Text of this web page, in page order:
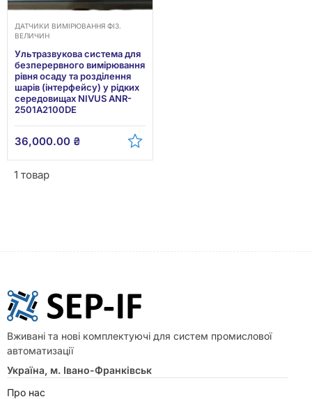
ДАТЧИКИ ВИМІРЮВАННЯ ФІЗ.
ВЕЛИЧИН
Ультразвукова система для
безперервного вимірювання
рівня осаду та розділення
шарів (інтерфейсу) у рідких
середовищах NIVUS ANR-
2501A2100DE
36,000.00 ₴
1 товар
Вживані та нові комплектуючі для систем промислової
автоматизації
Україна, м. Івано-Франківськ
Про нас